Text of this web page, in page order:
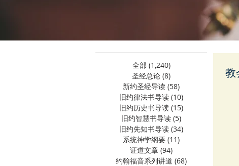
全部 (1,240)1,240 篇文章
圣经总论 (8)
新约圣经导读 (58)
旧约律法书导读 (10)
旧约历史书导读 (15)
旧约智慧书导读 (5)
旧约先知书导读 (34)
系统神学纲要 (11)
证道文章 (94)
约翰福音系列讲道 (68)
教